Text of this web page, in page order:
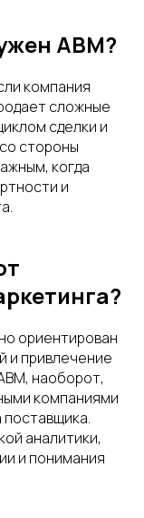
ABM?
компания
сложные
сделки и
стороны
когда
и
ориентирован
и привлечение
наоборот,
компаниями
аналитики,
и понимания